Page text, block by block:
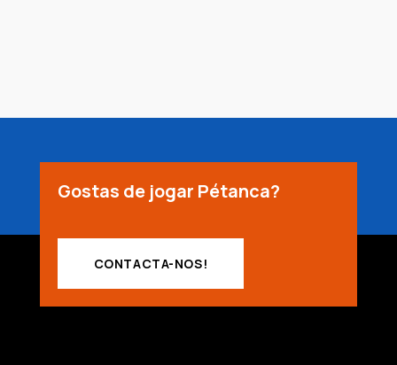
Gostas de jogar Pétanca?
CONTACTA-NOS!